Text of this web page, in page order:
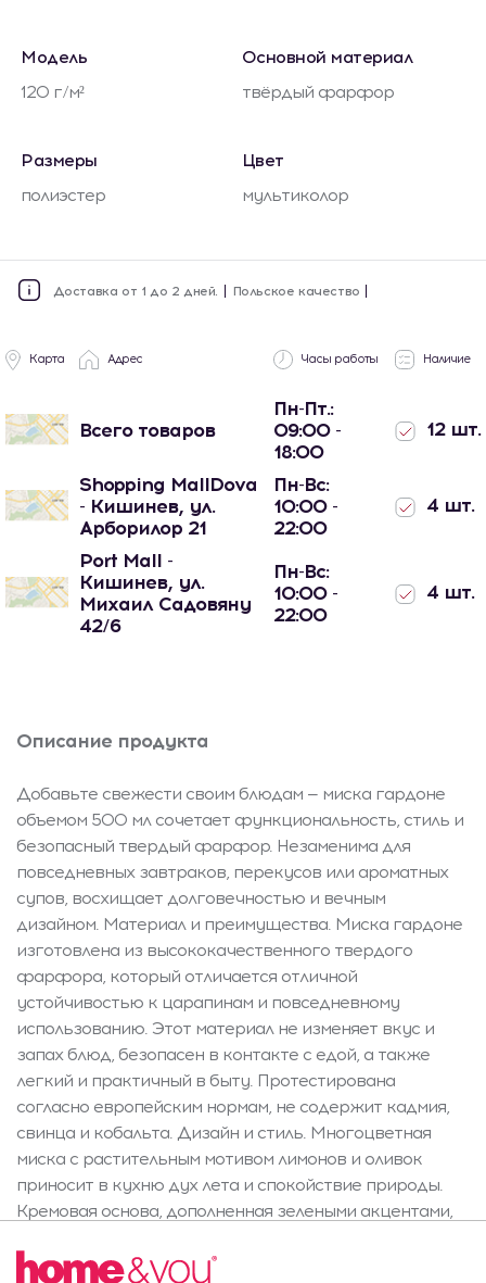
Модель
120 г/м²
Основной материал
твёрдый фарфор
Размеры
полиэстер
Цвет
мультиколор
Доставка от 1 до 2 дней. Польское качество
Карта Адрес Часы работы Наличие
Всего товаров
Пн-Пт.:
09:00 -
18:00
12 шт.
Shopping MallDova
- Кишинев, ул.
Арборилор 21
Пн-Вс:
10:00 -
22:00
4 шт.
Port Mall -
Кишинев, ул.
Михаил Садовяну
42/6
Пн-Вс:
10:00 -
22:00
4 шт.
Описание продукта
Добавьте свежести своим блюдам — миска гардоне
объемом 500 мл сочетает функциональность, стиль и
безопасный твердый фарфор. Незаменима для
повседневных завтраков, перекусов или ароматных
супов, восхищает долговечностью и вечным
дизайном. Материал и преимущества. Миска гардоне
изготовлена из высококачественного твердого
фарфора, который отличается отличной
устойчивостью к царапинам и повседневному
использованию. Этот материал не изменяет вкус и
запах блюд, безопасен в контакте с едой, а также
легкий и практичный в быту. Протестирована
согласно европейским нормам, не содержит кадмия,
свинца и кобальта. Дизайн и стиль. Многоцветная
миска с растительным мотивом лимонов и оливок
приносит в кухню дух лета и спокойствие природы.
Кремовая основа, дополненная зелеными акцентами,
которая идеально вписывается в классические и